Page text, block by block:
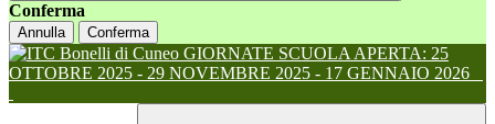
Conferma
Annulla Conferma
GIORNATE SCUOLA APERTA: 25
OTTOBRE 2025 - 29 NOVEMBRE 2025 - 17 GENNAIO 2026